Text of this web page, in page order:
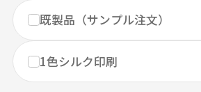
既製品（サンプル注文）
1色シルク印刷